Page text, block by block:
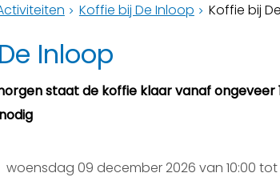
Koffie bij De Inloop Koffie bij
Inloop
staat de koffie klaar vanaf ongeveer
woensdag 09 december 2026 van 10:00 tot